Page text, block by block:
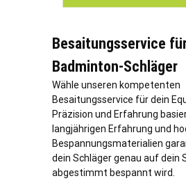
Besaitungsservice
Badminton-Schläger
Wähle unseren kompetenten
Besaitungsservice für dein
Präzision und Erfahrung
langjährigen Erfahrung und
Bespannungsmaterialien
dein Schläger genau auf dein
abgestimmt bespannt wird.